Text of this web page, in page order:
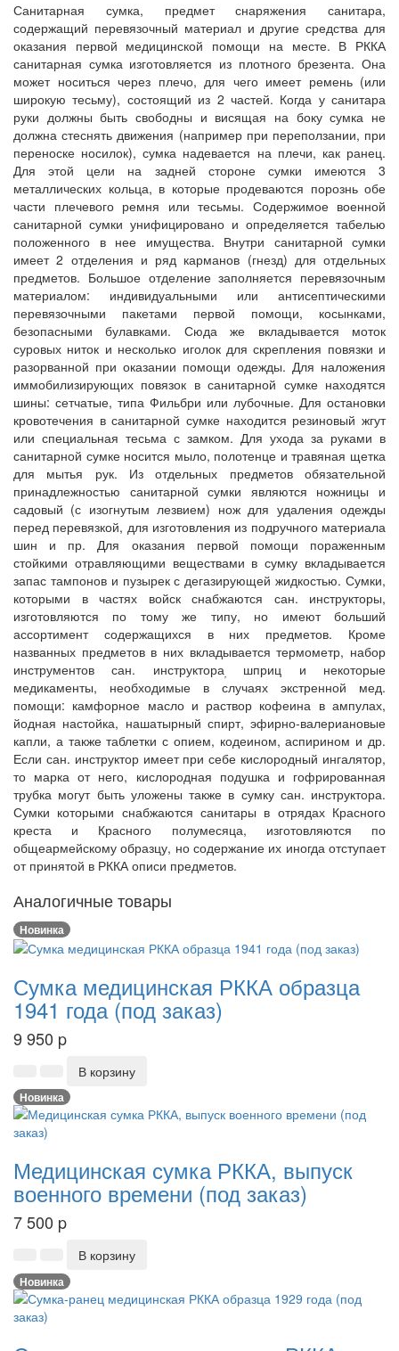
Санитарная сумка, предмет снаряжения санитара,
содержащий перевязочный материал и другие средства для
оказания первой медицинской помощи на месте. В РККА
санитарная сумка изготовляется из плотного брезента. Она
может носиться через плечо, для чего имеет ремень (или
широкую тесьму), состоящий из 2 частей. Когда у санитара
руки должны быть свободны и висящая на боку сумка не
должна стеснять движения (например при переползании, при
переноске носилок), сумка надевается на плечи, как ранец.
Для этой цели на задней стороне сумки имеются 3
металлических кольца, в которые продеваются порознь обе
части плечевого ремня или тесьмы. Содержимое военной
санитарной сумки унифицировано и определяется табелью
положенного в нее имущества. Внутри санитарной сумки
имеет 2 отделения и ряд карманов (гнезд) для отдельных
предметов. Большое отделение заполняется перевязочным
материалом: индивидуальными или антисептическими
перевязочными пакетами первой помощи, косынками,
безопасными булавками. Сюда же вкладывается моток
суровых ниток и несколько иголок для скрепления повязки и
разорванной при оказании помощи одежды. Для наложения
иммобилизирующих повязок в санитарной сумке находятся
шины: сетчатые, типа Фильбри или лубочные. Для остановки
кровотечения в санитарной сумке находится резиновый жгут
или специальная тесьма с замком. Для ухода за руками в
санитарной сумке носится мыло, полотенце и травяная щетка
для мытья рук. Из отдельных предметов обязательной
принадлежностью санитарной сумки являются ножницы и
садовый (с изогнутым лезвием) нож для удаления одежды
перед перевязкой, для изготовления из подручного материала
шин и пр. Для оказания первой помощи пораженным
стойкими отравляющими веществами в сумку вкладывается
запас тампонов и пузырек с дегазирующей жидкостью. Сумки,
которыми в частях войск снабжаются сан. инструкторы,
изготовляются по тому же типу, но имеют больший
ассортимент содержащихся в них предметов. Кроме
названных предметов в них вкладывается термометр, набор
инструментов сан. инструктора, шприц и некоторые
медикаменты, необходимые в случаях экстренной мед.
помощи: камфорное масло и раствор кофеина в ампулах,
йодная настойка, нашатырный спирт, эфирно-валериановые
капли, а также таблетки с опием, кодеином, аспирином и др.
Если сан. инструктор имеет при себе кислородный ингалятор,
то марка от него, кислородная подушка и гофрированная
трубка могут быть уложены также в сумку сан. инструктора.
Сумки которыми снабжаются санитары в отрядах Красного
креста и Красного полумесяца, изготовляются по
общеармейскому образцу, но содержание их иногда отступает
от принятой в РККА описи предметов.
Аналогичные товары
Новинка
Сумка медицинская РККА образца
1941 года (под заказ)
9 950 p
В корзину
Новинка
Медицинская сумка РККА, выпуск
военного времени (под заказ)
7 500 p
В корзину
Новинка